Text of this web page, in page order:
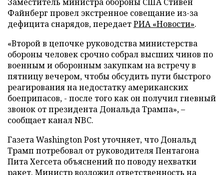
Файнберг провел экстренное совещание из-за
дефицита снарядов, передаетРИА «Новости».
«Второй в цепочке руководства министерства
обороны человек срочно собрал высших чинов по
военным и оборонным закупкам на встречу в
пятницу вечером, чтобы обсудить пути быстрого
реагирования на недостатку американских
боеприпасов, - после того как он получил гневный
звонок от президента Дональда Трампа», –
сообщает канал NBC.
Газета Washington Post уточняет, что Дональд
Трамп потребовал от руководителя Пентагона
Пита Хегсета объяснений по поводу нехватки
ракет. Министр возложил ответственность на